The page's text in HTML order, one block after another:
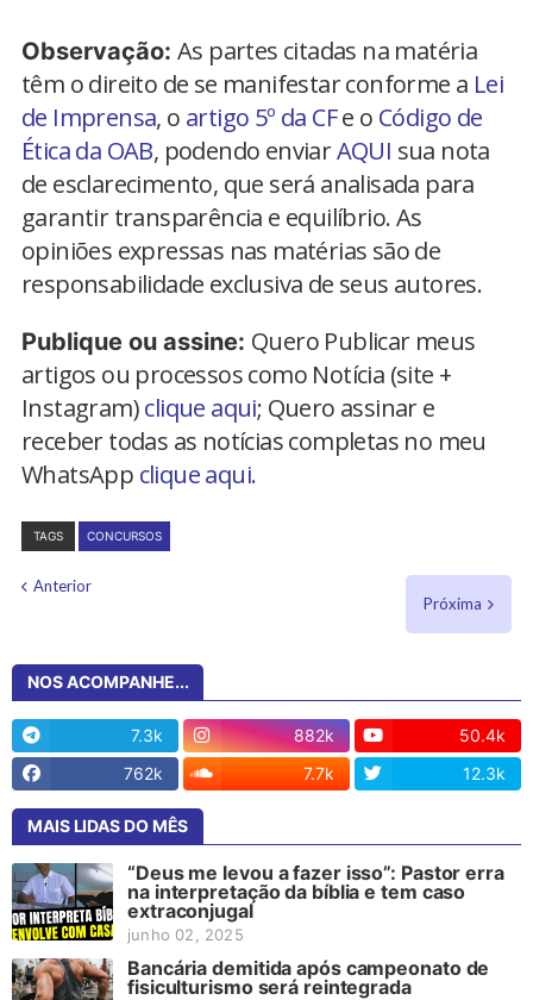
Observação: As partes citadas na matéria
têm o direito de se manifestar conforme a Lei
de Imprensa, o artigo 5º da CFe o Código de
Ética da OAB, podendo enviarAQUI sua nota
de esclarecimento, que será analisada para
garantir transparência e equilíbrio. As
opiniões expressas nas matérias são de
responsabilidade exclusiva de seus autores.
Publique ou assine: Quero Publicar meus
artigos ou processos como Notícia (site +
Instagram)clique aqui; Quero assinar e
receber todas as notícias completas no meu
WhatsApp clique aqui.
TAGS CONCURSOS
Anterior
Próxima
NOS ACOMPANHE...
7.3k 882k
50.4k
762k
7.7k 12.3k
MAIS LIDAS DO MÊS
“Deus me levou a fazer isso”: Pastor erra
na interpretação da bíblia e tem caso
extraconjugal
junho 02, 2025
Bancária demitida após campeonato de
fisiculturismo será reintegrada